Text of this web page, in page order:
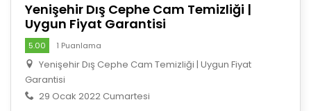
Yenişehir Dış Cephe Cam Temizliği |
Uygun Fiyat Garantisi
5.00 1 Puanlama
Yenişehir Dış Cephe Cam Temizliği | Uygun Fiyat
Garantisi
29 Ocak 2022 Cumartesi